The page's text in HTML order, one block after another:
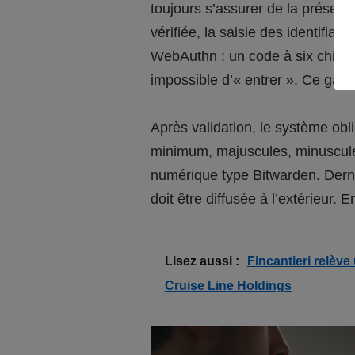
toujours s’assurer de la
vérifiée, la saisie des
WebAuthn : un code à six
impossible d’« entrer ». Ce
Après validation, le système
minimum, majuscules,
numérique type Bitwarden.
doit être diffusée à l’extérieur.
Lisez aussi :
Fincantieri
Cruise Line Holdings